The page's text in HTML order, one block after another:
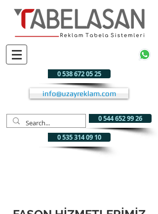
0 538 672 05 25
info@uzayreklam.com
0 544 652 99 26
0 535 314 09 10